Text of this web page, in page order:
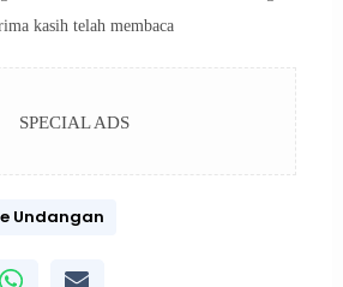
kasih telah membaca
SPECIAL ADS
Undangan